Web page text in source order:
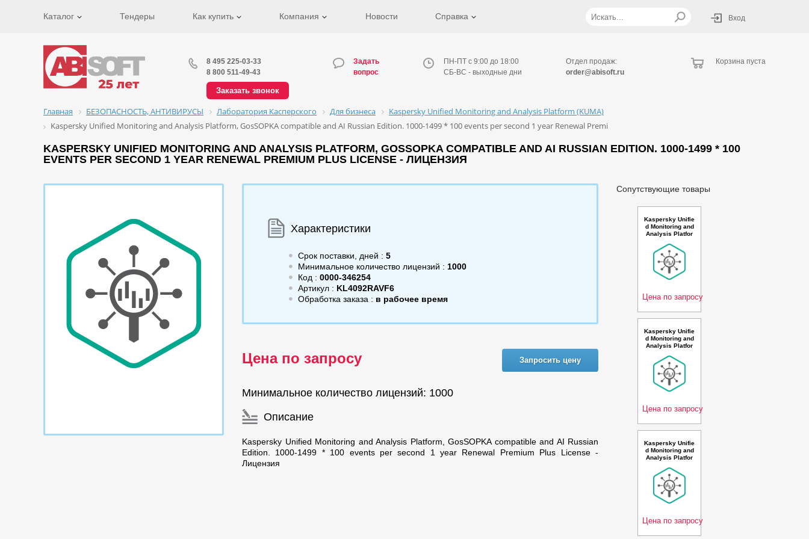
Каталог Тендеры Как купить Компания Новости Справка Вход
8 495 225-03-33
8 800 511-49-43
Заказать звонок
Задать
вопрос
ПН-ПТ с 9:00 до 18:00
СБ-ВС - выходные дни
Отдел продаж:
order@abisoft.ru
Корзина пуста
Главная БЕЗОПАСНОСТЬ, АНТИВИРУСЫ Лаборатория Касперского Для бизнеса
Kaspersky Unified Monitoring and Analysis Platform (KUMA)
Kaspersky Unified Monitoring and Analysis Platform, GosSOPKA compatible and AI Russian Edition. 1000-1499 * 100 events per second 1 year Renewal Premi
KASPERSKY UNIFIED MONITORING AND ANALYSIS PLATFORM, GOSSOPKA COMPATIBLE AND AI RUSSIAN EDITION. 1000-1499 * 100
EVENTS PER SECOND 1 YEAR RENEWAL PREMIUM PLUS LICENSE - ЛИЦЕНЗИЯ
Характеристики
Срок поставки, дней : 5
Минимальное количество лицензий : 1000
Код : 0000-346254
Артикул : KL4092RAVF6
Обработка заказа : в рабочее время
Цена по запросу Запросить цену
Минимальное количество лицензий: 1000
Описание
Kaspersky Unified Monitoring and Analysis Platform, GosSOPKA compatible and AI Russian
Edition. 1000-1499 * 100 events per second 1 year Renewal Premium Plus License -
Лицензия
Сопутствующие товары
Kaspersky Unifie
d Monitoring and
Analysis Platfor
Russian Edition.
10-14 * 100 even
ts per second 1
year Renewal Pr
emium Plus Lice
Цена по запросу
Kaspersky Unifie
d Monitoring and
Analysis Platfor
mpatible with Net
flow support Rus
sian Edition. 250
-499 * 100 event
s per second 3 y
Цена по запросу
Kaspersky Unifie
d Monitoring and
Analysis Platfor
upport, TI and AI
Russian Edition.
5000+ * 100 eve
nts per second 1
year Renewal Pr
Цена по запросу